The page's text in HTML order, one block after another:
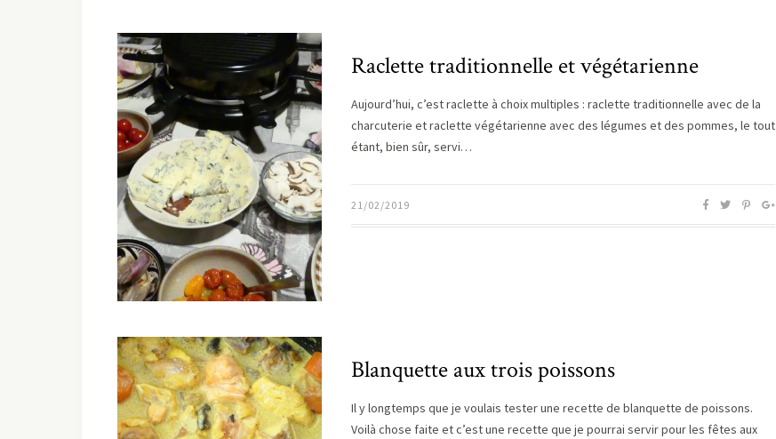
Raclette traditionnelle et végétarienne
Aujourd’hui, c’est raclette à choix multiples : raclette traditionnelle avec de la
charcuterie et raclette végétarienne avec des légumes et des pommes, le tout
étant, bien sûr, servi…
21/02/2019
Blanquette aux trois poissons
Il y longtemps que je voulais tester une recette de blanquette de poissons.
Voilà chose faite et c’est une recette que je pourrai servir pour les fêtes aux